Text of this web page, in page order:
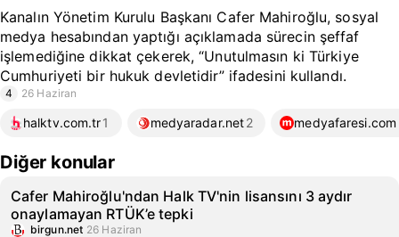
Kanalın Yönetim Kurulu Başkanı Cafer Mahiroğlu, sosyal
medya hesabından yaptığı açıklamada sürecin şeffaf
işlemediğine dikkat çekerek, “Unutulmasın ki Türkiye
Cumhuriyeti bir hukuk devletidir” ifadesini kullandı.
4 26 Haziran
halktv.com.tr1 medyaradar.net2 medyafaresi.com
Diğer konular
Cafer Mahiroğlu'ndan Halk TV'nin lisansını 3 aydır
onaylamayan RTÜK’e tepki
birgun.net 26 Haziran